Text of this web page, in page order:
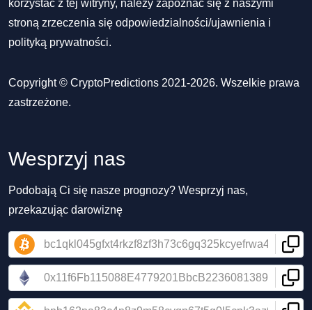
korzystać z tej witryny, należy zapoznać się z naszymi
stroną zrzeczenia się odpowiedzialności/ujawnienia i
polityką prywatności.
Copyright © CryptoPredictions 2021-2026. Wszelkie prawa
zastrzeżone.
Wesprzyj nas
Podobają Ci się nasze prognozy? Wesprzyj nas,
przekazując darowiznę